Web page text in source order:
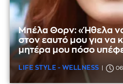
Μπέλα Θορν: «Ήθελα
στον εαυτό μου για να
μητέρα μου πόσο
LIFE STYLE - WELLNESS